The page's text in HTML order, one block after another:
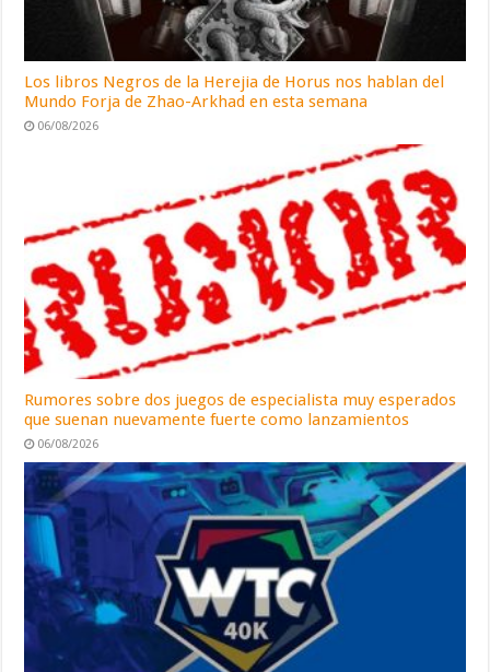
Los libros Negros de la Herejia de Horus nos hablan del
Mundo Forja de Zhao-Arkhad en esta semana
06/08/2026
Rumores sobre dos juegos de especialista muy esperados
que suenan nuevamente fuerte como lanzamientos
06/08/2026